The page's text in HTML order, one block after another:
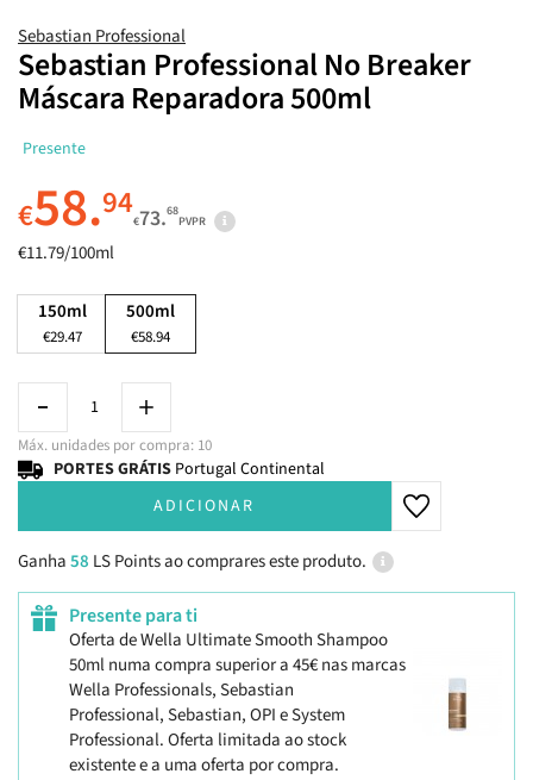
Sebastian Professional
Sebastian Professional No Breaker
Máscara Reparadora 500ml
Presente
€58.94€73.68
PVPR
€11.79/100ml
150ml
€29.47
500ml
€58.94
Máx. unidades por compra: 10
PORTES GRÁTIS Portugal Continental
ADICIONAR
Ganha58 LS Points ao comprares este produto.
Presente para ti
Oferta de Wella Ultimate Smooth Shampoo
50ml numa compra superior a 45€ nas marcas
Wella Professionals, Sebastian
Professional, Sebastian, OPI e System
Professional. Oferta limitada ao stock
existente e a uma oferta por compra.